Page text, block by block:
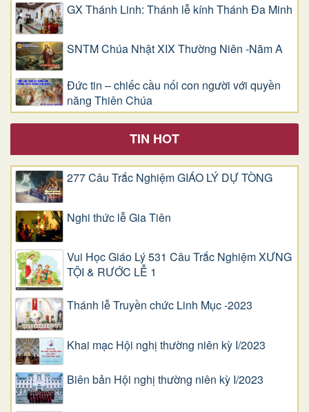
GX Thánh Linh: Thánh lễ kính Thánh Đa Minh
SNTM Chúa Nhật XIX Thường Niên -Năm A
Đức tin – chiếc cầu nối con người với quyền
năng Thiên Chúa
TIN HOT
277 Câu Trắc Nghiệm GIÁO LÝ DỰ TÒNG
Nghi thức lễ Gia Tiên
Vui Học Giáo Lý 531 Câu Trắc Nghiệm XƯNG
TỘI & RƯỚC LỄ 1
Thánh lễ Truyền chức Linh Mục -2023
Khai mạc Hội nghị thường niên kỳ I/2023
Biên bản Hội nghị thường niên kỳ I/2023